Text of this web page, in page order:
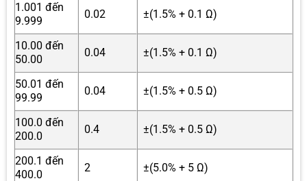
1.001 đến
9.999
0.02 ±(1.5% + 0.1 Ω)
10.00 đến
50.00
0.04 ±(1.5% + 0.1 Ω)
50.01 đến
99.99
0.04 ±(1.5% + 0.5 Ω)
100.0 đến
200.0
0.4 ±(1.5% + 0.5 Ω)
200.1 đến
400.0
2 ±(5.0% + 5 Ω)